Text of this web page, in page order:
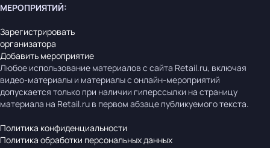
МЕРОПРИЯТИЙ:
Зарегистрировать
организатора
Добавить мероприятие
Любое использование материалов с сайта Retail.ru, включая
видео-материалы и материалы с онлайн-мероприятий
допускается только при наличии гиперссылки на страницу
материала на Retail.ru в первом абзаце публикуемого текста.
Политика конфиденциальности
Политика обработки персональных данных